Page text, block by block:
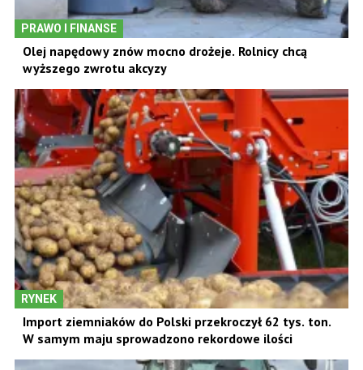
PRAWO I FINANSE
Olej napędowy znów mocno drożeje. Rolnicy chcą
wyższego zwrotu akcyzy
RYNEK
Import ziemniaków do Polski przekroczył 62 tys. ton.
W samym maju sprowadzono rekordowe ilości